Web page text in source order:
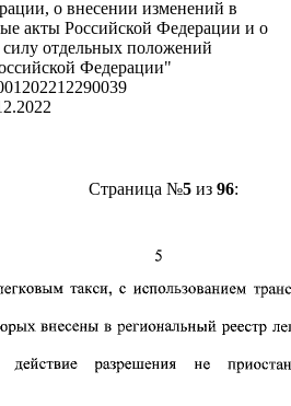
о внесении изменений в
акты Российской Федерации и о
отдельных положений
Федерации"
Страница №5из 96: